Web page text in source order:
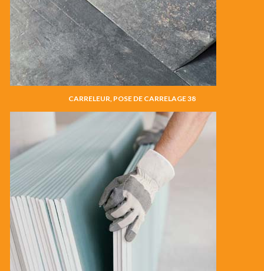
CARRELEUR, POSE DE CARRELAGE 38